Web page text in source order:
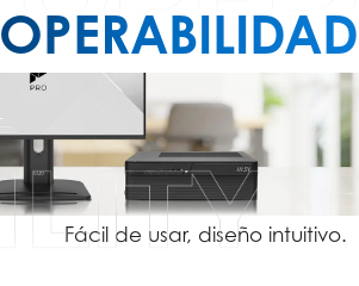
OPERABILIDAD
Fácil de usar, diseño intuitivo.